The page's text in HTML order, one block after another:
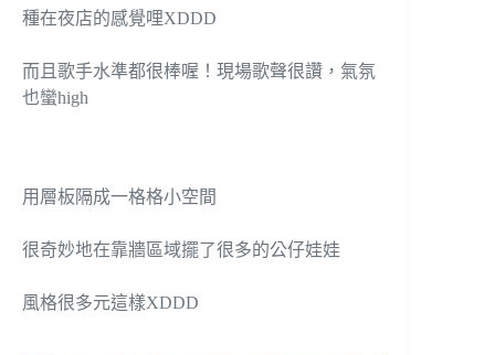
種在夜店的感覺哩XDDD
而且歌手水準都很棒喔！現場歌聲很讚，氣氛
也蠻high
用層板隔成一格格小空間
很奇妙地在靠牆區域擺了很多的公仔娃娃
風格很多元這樣XDDD